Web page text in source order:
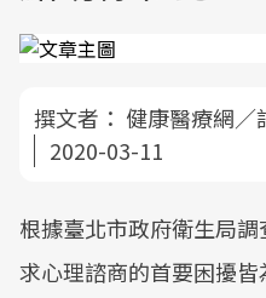
撰文者： 健康醫療網／
2020-03-11
根據臺北市政府衛生局
求心理諮商的首要困擾